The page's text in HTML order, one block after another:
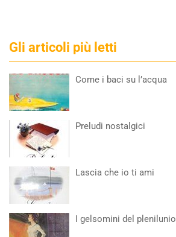
Gli articoli più letti
Come i baci su l’acqua
Preludi nostalgici
Lascia che io ti ami
I gelsomini del plenilunio